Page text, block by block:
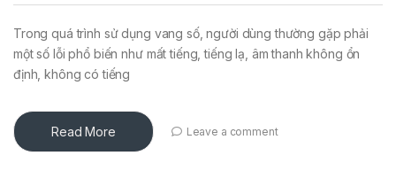
Trong quá trình sử dụng vang số, người dùng thường gặp phải
một số lỗi phổ biến như mất tiếng, tiếng lạ, âm thanh không ổn
định, không có tiếng
Read More Leave a comment